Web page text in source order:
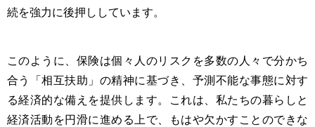
続を強力に後押ししています。
このように、保険は個々人のリスクを多数の人々で分かち
合う「相互扶助」の精神に基づき、予測不能な事態に対す
る経済的な備えを提供します。これは、私たちの暮らしと
経済活動を円滑に進める上で、もはや欠かすことのできな